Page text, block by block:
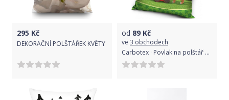
295 Kč
DEKORAČNÍ POLŠTÁŘEK KVĚTY
od 89 Kč
ve 3 obchodech
Carbotex · Povlak na polštář Zajíček Bing a štěně, 40 x 40 cm, zipový uzávěr